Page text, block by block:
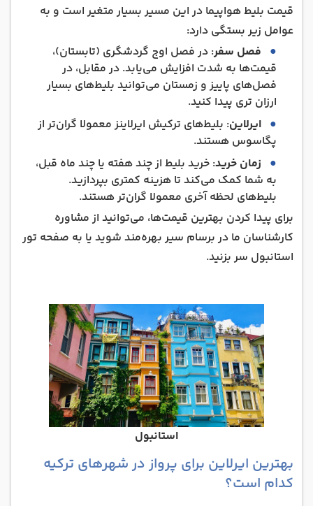
قیمت بلیط هواپیما در این مسیر بسیار متغیر است و به
عوامل زیر بستگی دارد:
فصل سفر: در فصل اوج گردشگری (تابستان)،
قیمت‌ها به شدت افزایش می‌یابد. در مقابل، در
فصل‌های پاییز و زمستان می‌توانید بلیط‌های بسیار
ارزان تری پیدا کنید.
ایرلاین: بلیط‌های ترکیش ایرلاینز معمولا گران‌تر از
پگاسوس هستند.
زمان خرید: خرید بلیط از چند هفته یا چند ماه قبل،
به شما کمک می‌کند تا هزینه کمتری بپردازید.
بلیط‌های لحظه آخری معمولا گران‌تر هستند.
برای پیدا کردن بهترین قیمت‌ها، می‌توانید از مشاوره
کارشناسان ما در برسام سیر بهره‌مند شوید یا به صفحه تور
استانبول سر بزنید.
استانبول
بهترین ایرلاین برای پرواز در شهرهای ترکیه
کدام است؟